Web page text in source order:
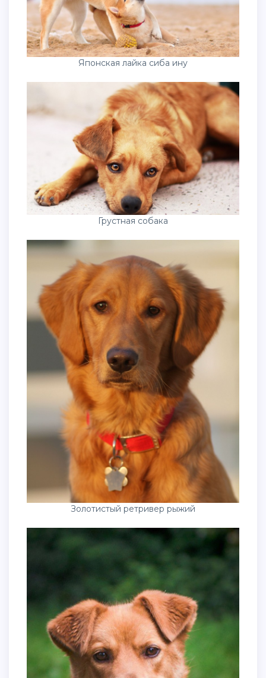
Японская лайка сиба ину
Грустная собака
Золотистый ретривер рыжий